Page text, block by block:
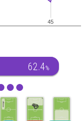
45
62.4%